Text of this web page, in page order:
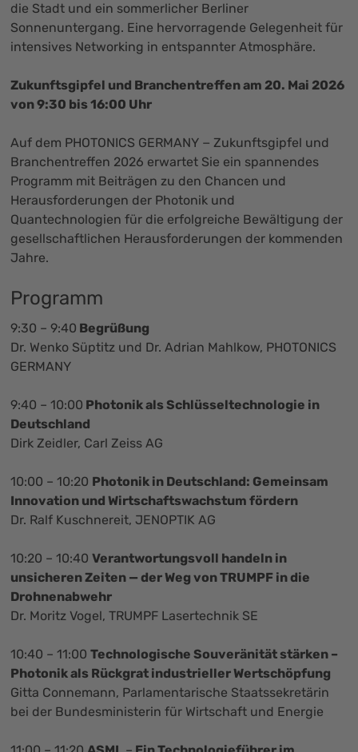
die Stadt und ein sommerlicher Berliner
Sonnenuntergang. Eine hervorragende Gelegenheit für
intensives Networking in entspannter Atmosphäre.
Zukunftsgipfel und Branchentreffen am 20. Mai 2026
von 9:30 bis 16:00 Uhr
Auf dem PHOTONICS GERMANY − Zukunftsgipfel und
Branchentreffen 2026 erwartet Sie ein spannendes
Programm mit Beiträgen zu den Chancen und
Herausforderungen der Photonik und
Quantechnologien für die erfolgreiche Bewältigung der
gesellschaftlichen Herausforderungen der kommenden
Jahre.
Programm
9:30 – 9:40 Begrüßung
Dr. Wenko Süptitz und Dr. Adrian Mahlkow, PHOTONICS
GERMANY
9:40 – 10:00 Photonik als Schlüsseltechnologie in
Deutschland
Dirk Zeidler, Carl Zeiss AG
10:00 – 10:20 Photonik in Deutschland: Gemeinsam
Innovation und Wirtschaftswachstum fördern
Dr. Ralf Kuschnereit, JENOPTIK AG
10:20 – 10:40Verantwortungsvoll handeln in
unsicheren Zeiten — der Weg von TRUMPF in die
Drohnenabwehr
Dr. Moritz Vogel, TRUMPF Lasertechnik SE
10:40 – 11:00Technologische Souveränität stärken –
Photonik als Rückgrat industrieller Wertschöpfung
Gitta Connemann, Parlamentarische Staatssekretärin
bei der Bundesministerin für Wirtschaft und Energie